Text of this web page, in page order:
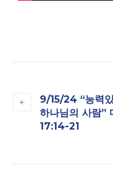
9/15/24 “능력
하나님의 사람”
17:14-21